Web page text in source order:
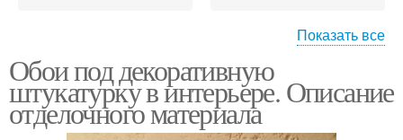
декоративную
штукатурку
Показать все
Обои под декоративную
штукатурку в интерьере. Описание
отделочного материала